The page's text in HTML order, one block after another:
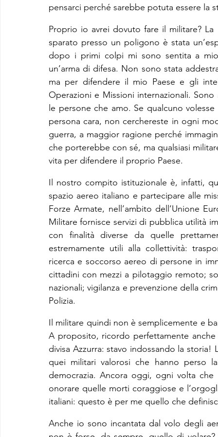
pensarci perché sarebbe potuta essere la
Proprio io avrei dovuto fare il militare?
sparato presso un poligono è stata
dopo i primi colpi mi sono sentita a
un’arma di difesa. Non sono stata
ma per difendere il mio Paese e gli
Operazioni e Missioni internazionali.
le persone che amo. Se qualcuno
persona cara, non cerchereste in ogni
guerra, a maggior ragione perché
che porterebbe con sé, ma qualsiasi
vita per difendere il proprio Paese.
Il nostro compito istituzionale è, infatti,
spazio aereo italiano e partecipare alle
Forze Armate, nell’ambito dell’Unione
Militare fornisce servizi di pubblica utilità
con finalità diverse da quelle
estremamente utili alla collettività:
ricerca e soccorso aereo di persone in
cittadini con mezzi a pilotaggio remoto;
nazionali; vigilanza e prevenzione della
Polizia.
Il militare quindi non è semplicemente e
A proposito, ricordo perfettamente
divisa Azzurra: stavo indossando la
quei militari valorosi che hanno perso
democrazia. Ancora oggi, ogni volta
onorare quelle morti coraggiose e
italiani: questo è per me quello che
Anche io sono incantata dal volo degli